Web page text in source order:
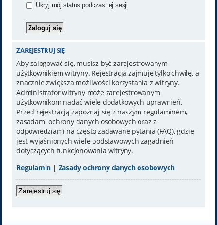
Ukryj mój status podczas tej sesji
ZAREJESTRUJ SIĘ
Aby zalogować się, musisz być zarejestrowanym
użytkownikiem witryny. Rejestracja zajmuje tylko chwilę, a
znacznie zwiększa możliwości korzystania z witryny.
Administrator witryny może zarejestrowanym
użytkownikom nadać wiele dodatkowych uprawnień.
Przed rejestracją zapoznaj się z naszym regulaminem,
zasadami ochrony danych osobowych oraz z
odpowiedziami na często zadawane pytania (FAQ), gdzie
jest wyjaśnionych wiele podstawowych zagadnień
dotyczących funkcjonowania witryny.
Regulamin | Zasady ochrony danych osobowych
Zarejestruj się